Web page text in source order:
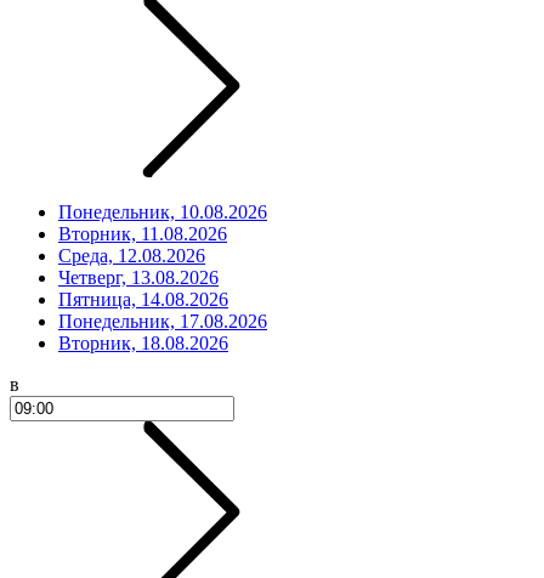
Понедельник, 10.08.2026
Вторник, 11.08.2026
Среда, 12.08.2026
Четверг, 13.08.2026
Пятница, 14.08.2026
Понедельник, 17.08.2026
Вторник, 18.08.2026
в